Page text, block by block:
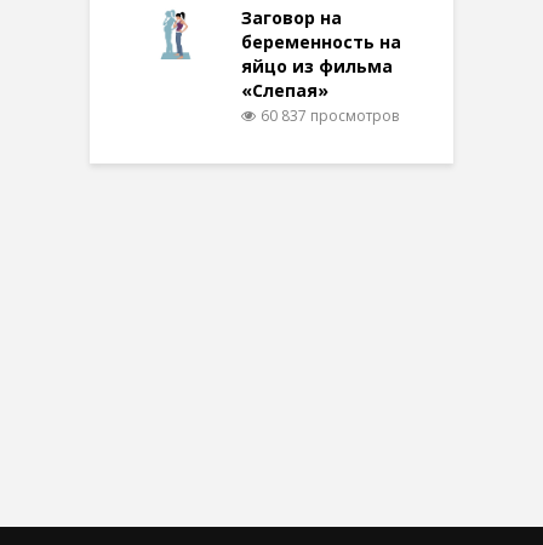
Заговор на
беременность на
яйцо из фильма
«Слепая»
60 837 просмотров